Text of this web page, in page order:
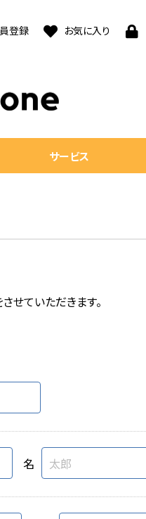
登録 お気に入り
サービス
せていただきます。
名